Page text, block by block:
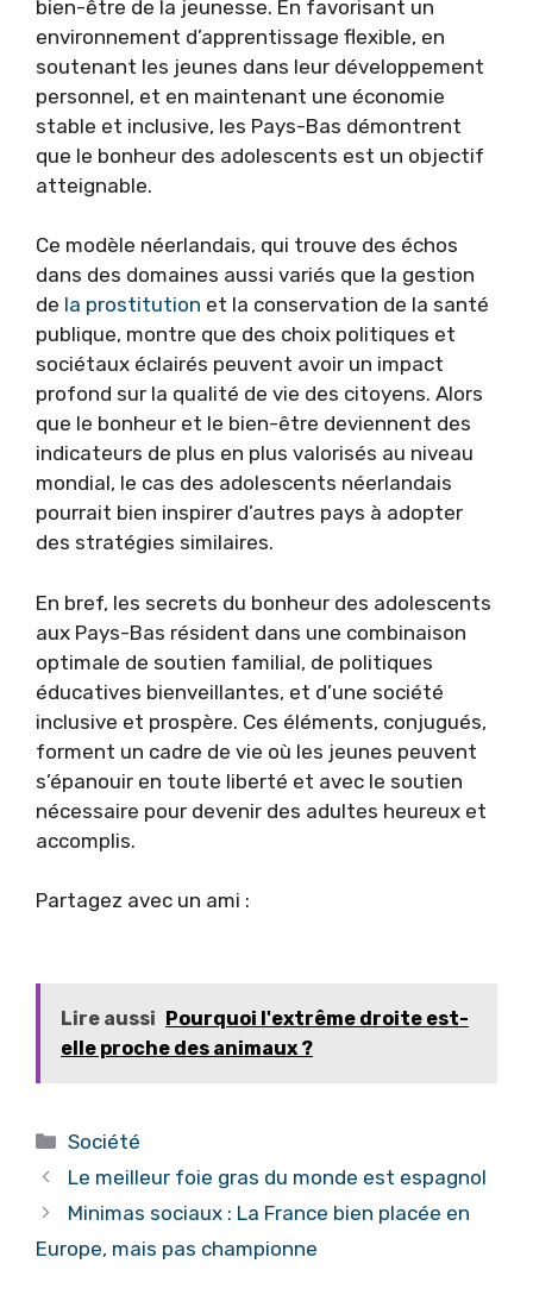
bien-être de la jeunesse. En favorisant un
environnement d’apprentissage flexible, en
soutenant les jeunes dans leur développement
personnel, et en maintenant une économie
stable et inclusive, les Pays-Bas démontrent
que le bonheur des adolescents est un objectif
atteignable.
Ce modèle néerlandais, qui trouve des échos
dans des domaines aussi variés que la gestion
de la prostitution et la conservation de la santé
publique, montre que des choix politiques et
sociétaux éclairés peuvent avoir un impact
profond sur la qualité de vie des citoyens. Alors
que le bonheur et le bien-être deviennent des
indicateurs de plus en plus valorisés au niveau
mondial, le cas des adolescents néerlandais
pourrait bien inspirer d’autres pays à adopter
des stratégies similaires.
En bref, les secrets du bonheur des adolescents
aux Pays-Bas résident dans une combinaison
optimale de soutien familial, de politiques
éducatives bienveillantes, et d’une société
inclusive et prospère. Ces éléments, conjugués,
forment un cadre de vie où les jeunes peuvent
s’épanouir en toute liberté et avec le soutien
nécessaire pour devenir des adultes heureux et
accomplis.
Partagez avec un ami :
Lire aussi Pourquoi l'extrême droite est-
elle proche des animaux ?
Catégories
Société
Le meilleur foie gras du monde est espagnol
Minimas sociaux : La France bien placée en
Europe, mais pas championne